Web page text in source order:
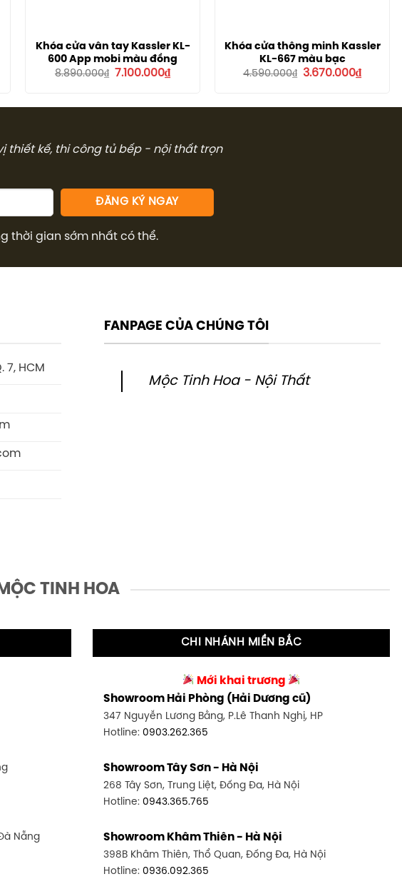
Khóa cửa vân tay Kassler KL-
600 App mobi màu đồng
8.890.000₫ Giá
7.100.000₫Giá
hiện
Khóa cửa thông minh Kassler
KL-667 màu bạc
4.590.000₫ Giá
3.670.000₫Giá
hiện
thiết kế, thi công tủ bếp - nội thất trọn
thời gian sớm nhất có thể.
7, HCM
FANPAGE CỦA CHÚNG TÔI
Mộc Tinh Hoa - Nội Thất
TINH HOA
Nẵng
CHI NHÁNH MIỀN BẮC
Mới khai trương
Showroom Hải Phòng (Hải Dương cũ)
347 Nguyễn Lương Bằng, P.Lê Thanh Nghị, HP
Hotline:0903.262.365
Showroom Tây Sơn - Hà Nội
268 Tây Sơn, Trung Liệt, Đống Đa, Hà Nội
Hotline:0943.365.765
Showroom Khâm Thiên - Hà Nội
398B Khâm Thiên, Thổ Quan, Đống Đa, Hà Nội
Hotline:0936.092.365